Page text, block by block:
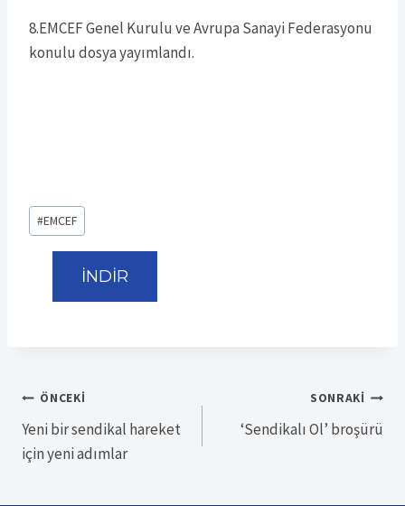
8.EMCEF Genel Kurulu ve Avrupa Sanayi Federasyonu
konulu dosya yayımlandı.
Post
Tags:
#EMCEF
İNDİR
Yazı
gezinmesi
ÖNCEKI
Yeni bir sendikal hareket
için yeni adımlar
SONRAKI
‘Sendikalı Ol’ broşürü